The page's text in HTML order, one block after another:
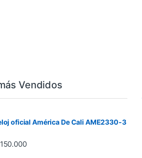
Vendidos
oficial América De Cali AME2330-3
150.000